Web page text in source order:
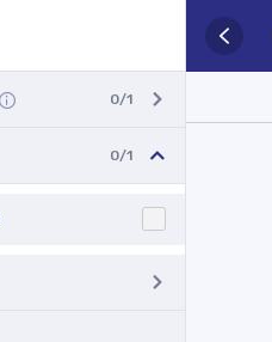
0/1
0/1